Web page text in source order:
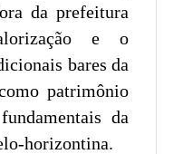
da prefeitura
e o
bares da
patrimônio
da
horizontina.